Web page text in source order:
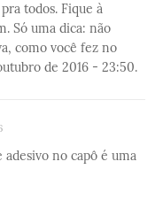
todos. Fique à
Só uma dica: não
como você fez no
de 2016 - 23:50.
adesivo no capô é uma